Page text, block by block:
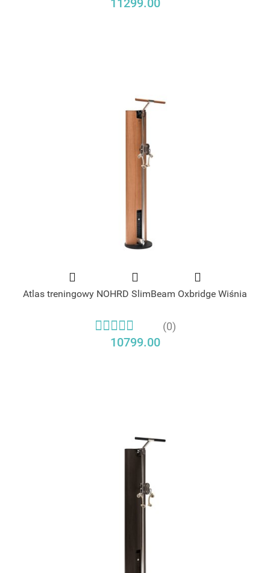
11299.00
Atlas treningowy NOHRD SlimBeam Oxbridge Wiśnia
(0)
10799.00